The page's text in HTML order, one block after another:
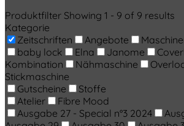
Produktfilter Showing 1 - 9 of 9 results
Kategorie
Zeitschriften
Angebote
baby lock
Elna Janome
Kombination
Nähmaschine
Stickmaschine
Gutscheine
Stoffe
Atelier
Fibre Mood
Ausgabe 27 - Special n°3 2024